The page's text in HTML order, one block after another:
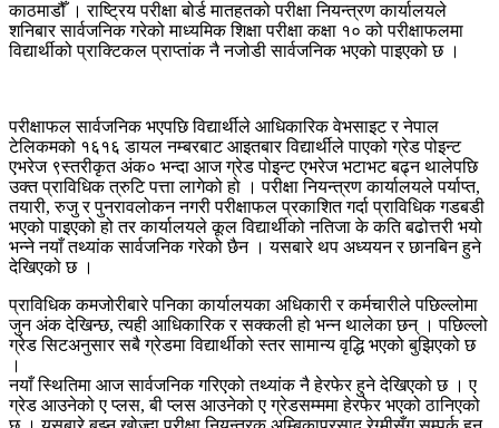
काठमाडौँ । राष्ट्रिय परीक्षा बोर्ड मातहतको परीक्षा नियन्त्रण कार्यालयले
शनिबार सार्वजनिक गरेको माध्यमिक शिक्षा परीक्षा कक्षा १० को परीक्षाफलमा
विद्यार्थीको प्राक्टिकल प्राप्तांक नै नजोडी सार्वजनिक भएको पाइएको छ ।
परीक्षाफल सार्वजनिक भएपछि विद्यार्थीले आधिकारिक वेभसाइट र नेपाल
टेलिकमको १६१६ डायल नम्बरबाट आइतबार विद्यार्थीले पाएको ग्रेड पोइन्ट
एभरेज ९स्तरीकृत अंक० भन्दा आज ग्रेड पोइन्ट एभरेज भटाभट बढ्न थालेपछि
उक्त प्राविधिक त्रुटि पत्ता लागेको हो । परीक्षा नियन्त्रण कार्यालयले पर्याप्त,
तयारी, रुजु र पुनरावलोकन नगरी परीक्षाफल प्रकाशित गर्दा प्राविधिक गडबडी
भएको पाइएको हो तर कार्यालयले कूल विद्यार्थीको नतिजा के कति बढोत्तरी भयो
भन्ने नयाँ तथ्यांक सार्वजनिक गरेको छैन । यसबारे थप अध्ययन र छानबिन हुने
देखिएको छ ।
प्राविधिक कमजोरीबारे पनिका कार्यालयका अधिकारी र कर्मचारीले पछिल्लोमा
जुन अंक देखिन्छ, त्यही आधिकारिक र सक्कली हो भन्न थालेका छन् । पछिल्लो
ग्रेड सिटअनुसार सबै ग्रेडमा विद्यार्थीको स्तर सामान्य वृद्धि भएको बुझिएको छ
।
नयाँ स्थितिमा आज सार्वजनिक गरिएको तथ्यांक नै हेरफेर हुने देखिएको छ । ए
ग्रेड आउनेको ए प्लस, बी प्लस आउनेको ए ग्रेडसम्ममा हेरफेर भएको ठानिएको